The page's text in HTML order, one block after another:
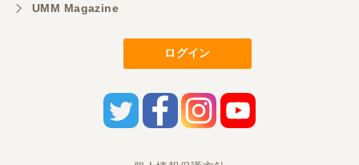
UMM Magazine
ログイン